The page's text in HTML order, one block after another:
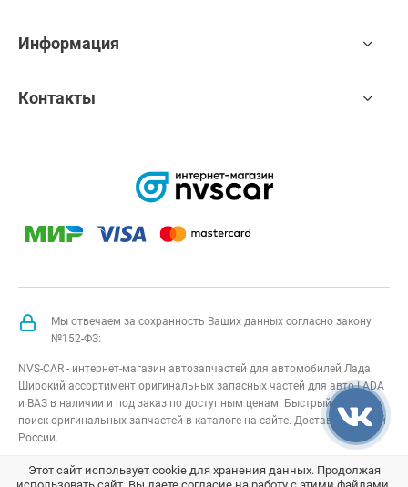
Информация
Контакты
Мы отвечаем за сохранность Ваших данных согласно закону
№152-ФЗ:
NVS-CAR - интернет-магазин автозапчастей для автомобилей Лада.
Широкий ассортимент оригинальных запасных частей для авто LADA
и ВАЗ в наличии и под заказ по доступным ценам. Быстрый подбор и
поиск оригинальных запчастей в каталоге на сайте. Доставка по всей
России.
NVS-CAR© 2014 –2026Все права защищеныкарта сайта;
Этот сайт использует cookie для хранения данных. Продолжая